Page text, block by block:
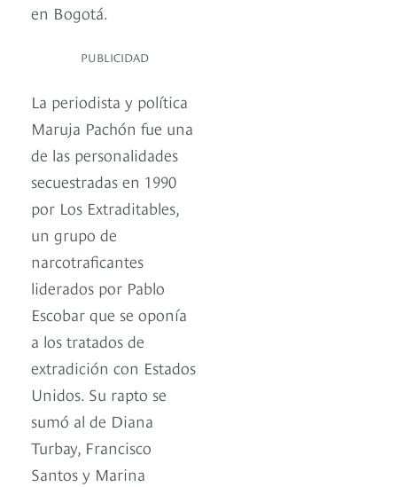
en Bogotá.
PUBLICIDAD
La periodista y política
Maruja Pachón fue una
de las personalidades
secuestradas en 1990
por Los Extraditables,
un grupo de
narcotraficantes
liderados por Pablo
Escobar que se oponía
a los tratados de
extradición con Estados
Unidos. Su rapto se
sumó al de Diana
Turbay, Francisco
Santos y Marina